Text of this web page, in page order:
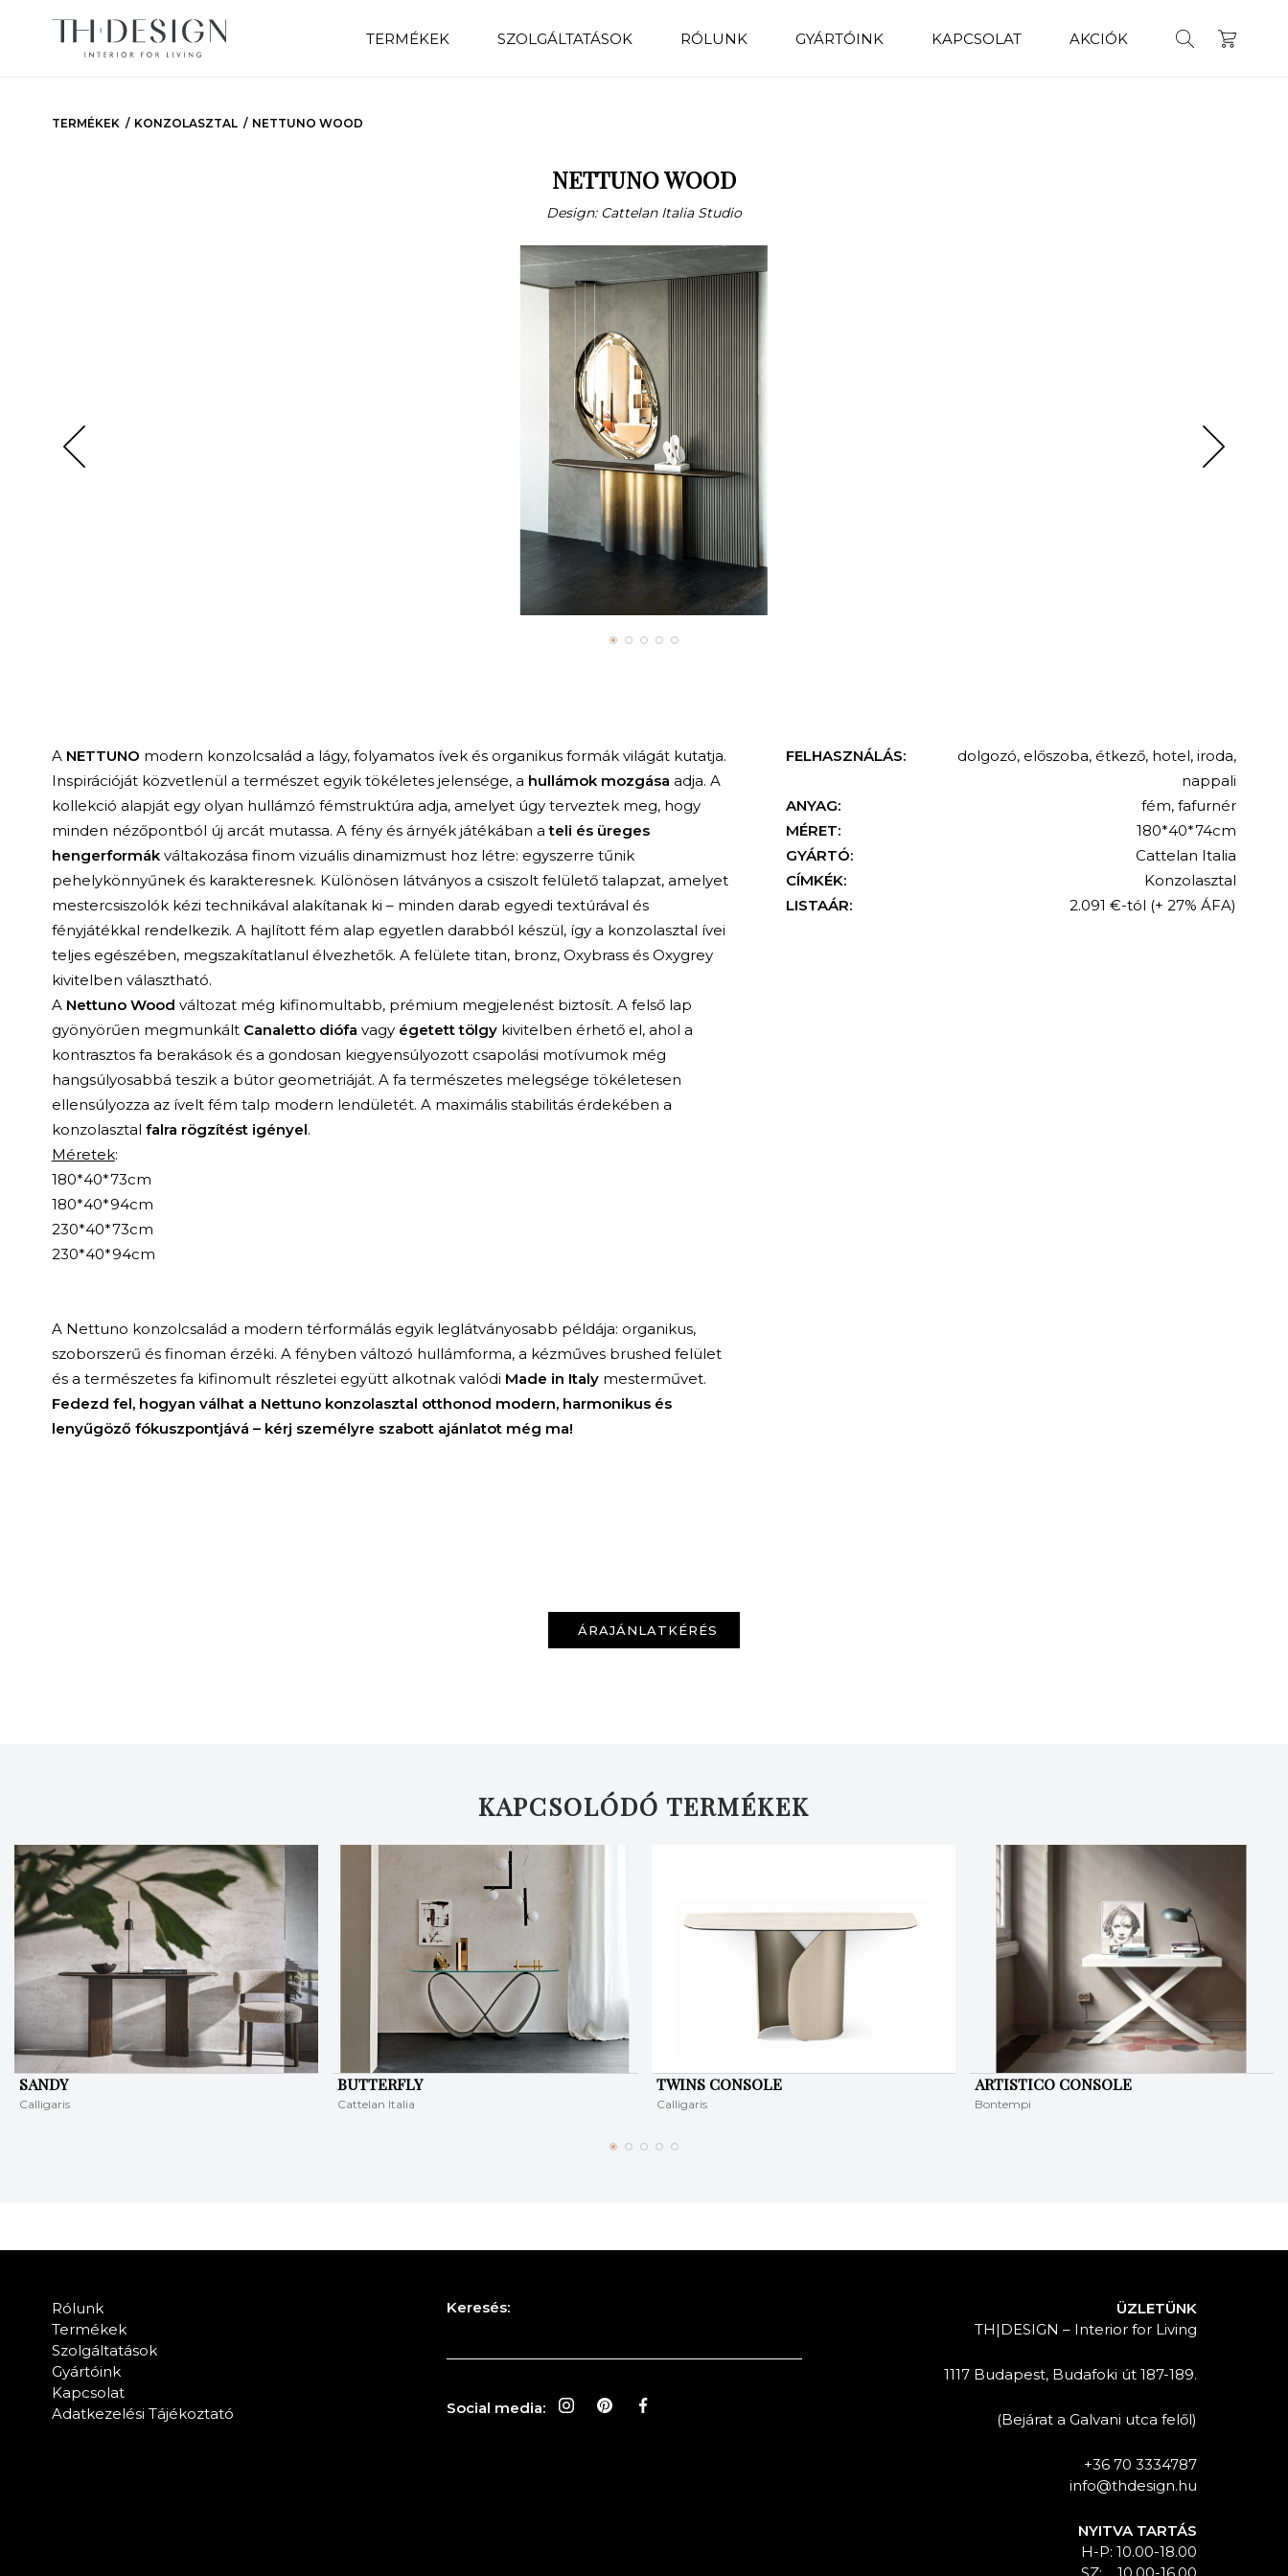
TERMÉKEK SZOLGÁLTATÁSOK RÓLUNK GYÁRTÓINK KAPCSOLAT AKCIÓK
TERMÉKEK KONZOLASZTAL NETTUNO WOOD
NETTUNO WOOD
Design: Cattelan Italia Studio
A NETTUNO modern konzolcsalád a lágy, folyamatos ívek és organikus formák világát kutatja.
Inspirációját közvetlenül a természet egyik tökéletes jelensége, a hullámok mozgása adja. A
kollekció alapját egy olyan hullámzó fémstruktúra adja, amelyet úgy terveztek meg, hogy
minden nézőpontból új arcát mutassa. A fény és árnyék játékában ateli és üreges
hengerformákváltakozása finom vizuális dinamizmust hoz létre: egyszerre tűnik
pehelykönnyűnek és karakteresnek. Különösen látványos a csiszolt felülető talapzat, amelyet
mestercsiszolók kézi technikával alakítanak ki – minden darab egyedi textúrával és
fényjátékkal rendelkezik. A hajlított fém alap egyetlen darabból készül, így a konzolasztal ívei
teljes egészében, megszakítatlanul élvezhetők. A felülete titan, bronz, Oxybrass és Oxygrey
kivitelben választható.
A Nettuno Wood változat még kifinomultabb, prémium megjelenést biztosít. A felső lap
gyönyörűen megmunkált Canaletto diófa vagy égetett tölgykivitelben érhető el, ahol a
kontrasztos fa berakások és a gondosan kiegyensúlyozott csapolási motívumok még
hangsúlyosabbá teszik a bútor geometriáját. A fa természetes melegsége tökéletesen
ellensúlyozza az ívelt fém talp modern lendületét. A maximális stabilitás érdekében a
konzolasztal falra rögzítést igényel.
Méretek:
180*40*73cm
180*40*94cm
230*40*73cm
230*40*94cm
A Nettuno konzolcsalád a modern térformálás egyik leglátványosabb példája: organikus,
szoborszerű és finoman érzéki. A fényben változó hullámforma, a kézműves brushed felület
és a természetes fa kifinomult részletei együtt alkotnak valódi Made in Italymesterművet.
Fedezd fel, hogyan válhat a Nettuno konzolasztal otthonod modern, harmonikus és
lenyűgöző fókuszpontjává – kérj személyre szabott ajánlatot még ma!
FELHASZNÁLÁS: dolgozó, előszoba, étkező, hotel,iroda,
nappali
ANYAG:
fém,fafurnér
MÉRET:
180*40*74cm
GYÁRTÓ:
Cattelan Italia
CÍMKÉK:
Konzolasztal
LISTAÁR:
2.091 €-tól (+ 27% ÁFA)
ÁRAJÁNLATKÉRÉS
KAPCSOLÓDÓ TERMÉKEK
SANDY
Calligaris
BUTTERFLY
Cattelan Italia
TWINS CONSOLE
Calligaris
ARTISTICO CONSOLE
Bontempi
Rólunk
Termékek
Szolgáltatások
Gyártóink
Kapcsolat
Adatkezelési Tájékoztató
Keresés:
Social media:
ÜZLETÜNK
TH|DESIGN – Interior for Living
1117 Budapest, Budafoki út 187-189.
(Bejárat a Galvani utca felől)
+36 70 3334787
info@thdesign.hu
NYITVA TARTÁS
H-P: 10.00-18.00
KERESÉS